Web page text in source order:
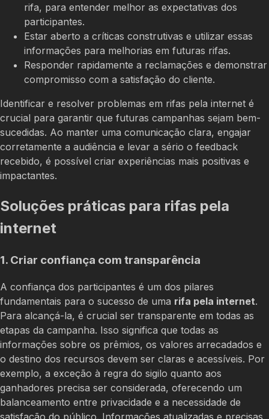
rifa, para entender melhor as expectativas dos
participantes.
Estar aberto a críticas construtivas e utilizar essas
informações para melhorias em futuras rifas.
Responder rapidamente a reclamações e demonstrar
compromisso com a satisfação do cliente.
Identificar e resolver problemas em rifas pela internet é
crucial para garantir que futuras campanhas sejam bem-
sucedidas. Ao manter uma comunicação clara, engajar
corretamente a audiência e levar a sério o feedback
recebido, é possível criar experiências mais positivas e
impactantes.
Soluções práticas para rifas pela
internet
1. Criar confiança com transparência
A confiança dos participantes é um dos pilares
fundamentais para o sucesso de uma rifa pela internet.
Para alcançá-la, é crucial ser transparente em todas as
etapas da campanha. Isso significa que todas as
informações sobre os prêmios, os valores arrecadados e
o destino dos recursos devem ser claras e acessíveis. Por
exemplo, a exceção à regra do sigilo quanto aos
ganhadores precisa ser considerada, oferecendo um
balanceamento entre privacidade e a necessidade de